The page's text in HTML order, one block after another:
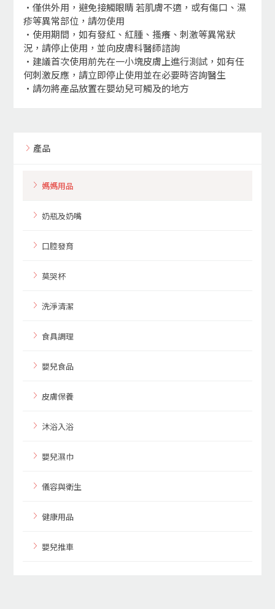
•僅供外用，避免接觸眼睛 若肌膚不適，或有傷口、濕
疹等異常部位，請勿使用
•使用期間，如有發紅、紅腫、搔癢、刺激等異常狀
況，請停止使用，並向皮膚科醫師諮詢
•建議首次使用前先在一小塊皮膚上進行測試，如有任
何刺激反應，請立即停止使用並在必要時咨詢醫生
•請勿將產品放置在嬰幼兒可觸及的地方
產品
媽媽用品
奶瓶及奶嘴
口腔發育
莫哭杯
洗淨清潔
食具調理
嬰兒食品
皮膚保養
沐浴入浴
嬰兒濕巾
儀容與衛生
健康用品
嬰兒推車